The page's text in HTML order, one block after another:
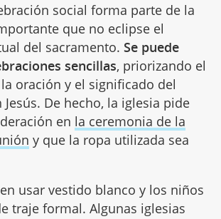
social forma parte de la
que no eclipse el
del sacramento. Se puede
sencillas, priorizando el
oración y el significado del
De hecho, la iglesia pide
en la ceremonia de la
y que la ropa utilizada sea
usar vestido blanco y los niños
traje formal. Algunas iglesias